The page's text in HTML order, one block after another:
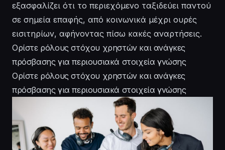
εξασφαλίζει ότι το περιεχόμενο ταξιδεύει παντού
σε σημεία επαφής, από κοινωνικά μέχρι ουρές
εισιτηρίων, αφήνοντας πίσω κακές αναρτήσεις.
Ορίστε ρόλους στόχου χρηστών και ανάγκες
πρόσβασης για περιουσιακά στοιχεία γνώσης
Ορίστε ρόλους στόχου χρηστών και ανάγκες
πρόσβασης για περιουσιακά στοιχεία γνώσης